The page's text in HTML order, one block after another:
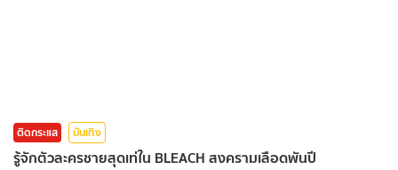
ติดกระแส บันเทิง
รู้จักตัวละครชายสุดเท่ใน BLEACH สงครามเลือดพันปี